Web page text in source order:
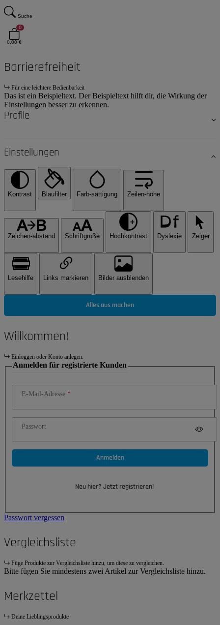
Suche
0
0,00 €
Barrierefreiheit
Für eine leichtere Bedienbarkeit
Das ist ein Beispieltext. Der Beispieltext hilft dir, die Wirkung der
Einstellungen besser zu erkennen.
Profile
Einstellungen
Kontrast Blaufilter Farb-sättigung Zeilen-höhe
Zeichen-abstand Schriftgröße Hochkontrast Dyslexie Zeiger
Lesehilfe Links markieren Bilder ausblenden
Alles aus machen
Willkommen!
Einloggen oder Konto anlegen.
Anmelden für registrierte Kunden
E-Mail-Adresse
Passwort
Anmelden
Neu hier? Jetzt registrieren!
Passwort vergessen
Vergleichsliste
Füge Produkte zur Vergleichsliste hinzu, um diese zu vergleichen.
Bitte fügen Sie mindestens zwei Artikel zur Vergleichsliste hinzu.
Merkzettel
Deine Lieblingsprodukte